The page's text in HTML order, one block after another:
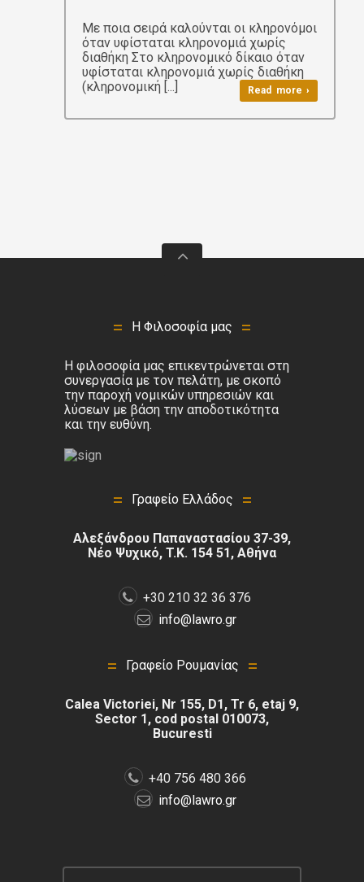
Με ποια σειρά καλούνται οι κληρονόμοι
όταν υφίσταται κληρονομιά χωρίς
διαθήκη Στο κληρονομικό δίκαιο όταν
υφίσταται κληρονομιά χωρίς διαθήκη
(κληρονομική [...]
Read more ›
Η Φιλοσοφία μας
Η φιλοσοφία μας επικεντρώνεται στη
συνεργασία με τον πελάτη, με σκοπό
την παροχή νομικών υπηρεσιών και
λύσεων με βάση την αποδοτικότητα
και την ευθύνη.
Γραφείο Ελλάδος
Αλεξάνδρου Παπαναστασίου 37-39,
Νέο Ψυχικό, T.K. 154 51, Αθήνα
+30 210 32 36 376
info@lawro.gr
Γραφείο Ρουμανίας
Calea Victoriei, Nr 155, D1, Tr 6, etaj 9,
Sector 1, cod postal 010073,
Bucuresti
+40 756 480 366
info@lawro.gr